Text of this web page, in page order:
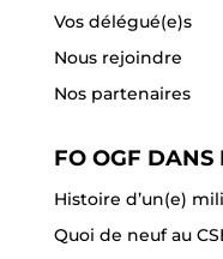
Vos délégué(e)s
Nous rejoindre
Nos partenaires
FO OGF DANS
Histoire d’un(e)
Quoi de neuf au